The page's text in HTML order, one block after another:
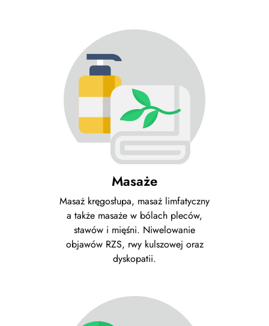
Masaże
Masaż kręgosłupa, masaż limfatyczny
a także masaże w bólach pleców,
stawów i mięśni. Niwelowanie
objawów RZS, rwy kulszowej oraz
dyskopatii.